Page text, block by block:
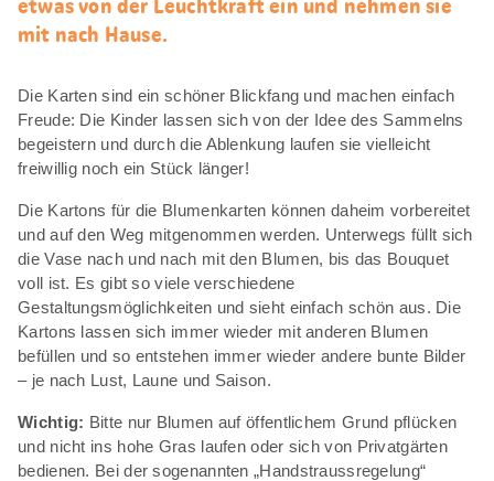
mit nach Hause.
Die Karten sind ein schöner Blickfang und machen einfach
Freude: Die Kinder lassen sich von der Idee des Sammelns
begeistern und durch die Ablenkung laufen sie vielleicht
freiwillig noch ein Stück länger!
Die Kartons für die Blumenkarten können daheim vorbereitet
und auf den Weg mitgenommen werden. Unterwegs füllt sich
die Vase nach und nach mit den Blumen, bis das Bouquet
voll ist. Es gibt so viele verschiedene
Gestaltungsmöglichkeiten und sieht einfach schön aus. Die
Kartons lassen sich immer wieder mit anderen Blumen
befüllen und so entstehen immer wieder andere bunte Bilder
– je nach Lust, Laune und Saison.
Wichtig: Bitte nur Blumen auf öffentlichem Grund pflücken
und nicht ins hohe Gras laufen oder sich von Privatgärten
bedienen. Bei der sogenannten „Handstraussregelung“